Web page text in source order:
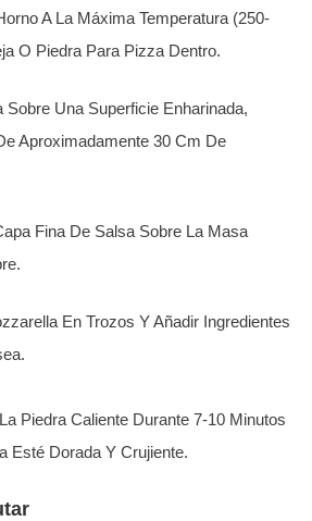
A La Máxima Temperatura (250-
O Piedra Para Pizza Dentro.
Sobre Una Superficie Enharinada,
Aproximadamente 30 Cm De
Fina De Salsa Sobre La Masa
En Trozos Y Añadir Ingredientes
Piedra Caliente Durante 7-10 Minutos
Esté Dorada Y Crujiente.